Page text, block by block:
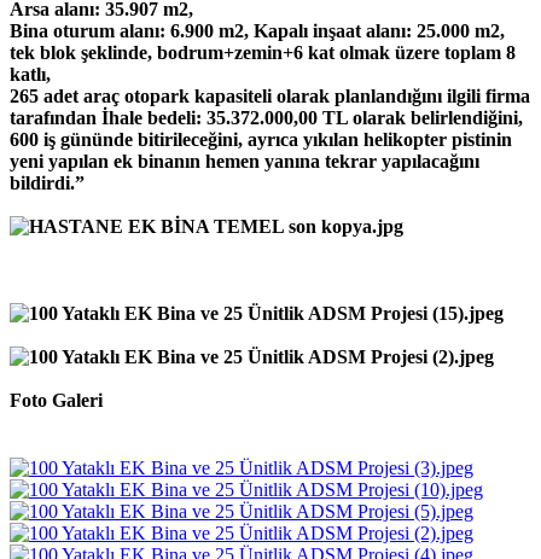
Arsa alanı: 35.907 m2,
Bina oturum alanı: 6.900 m2, Kapalı inşaat alanı: 25.000 m2,
tek blok şeklinde, bodrum+zemin+6 kat olmak üzere toplam 8
katlı,
265 adet araç otopark kapasiteli olarak planlandığını ilgili firma
tarafından İhale bedeli: 35.372.000,00 TL olarak belirlendiğini,
600 iş gününde bitirileceğini, ayrıca yıkılan helikopter pistinin
yeni yapılan ek binanın hemen yanına tekrar yapılacağını
bildirdi.”
Foto Galeri